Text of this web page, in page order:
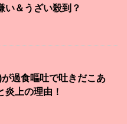
い＆うざい殺到？
が過食嘔吐で吐きだこあ
炎上の理由！